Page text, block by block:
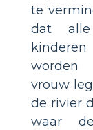
te
dat alle
worden
vrouw
de rivier
waar